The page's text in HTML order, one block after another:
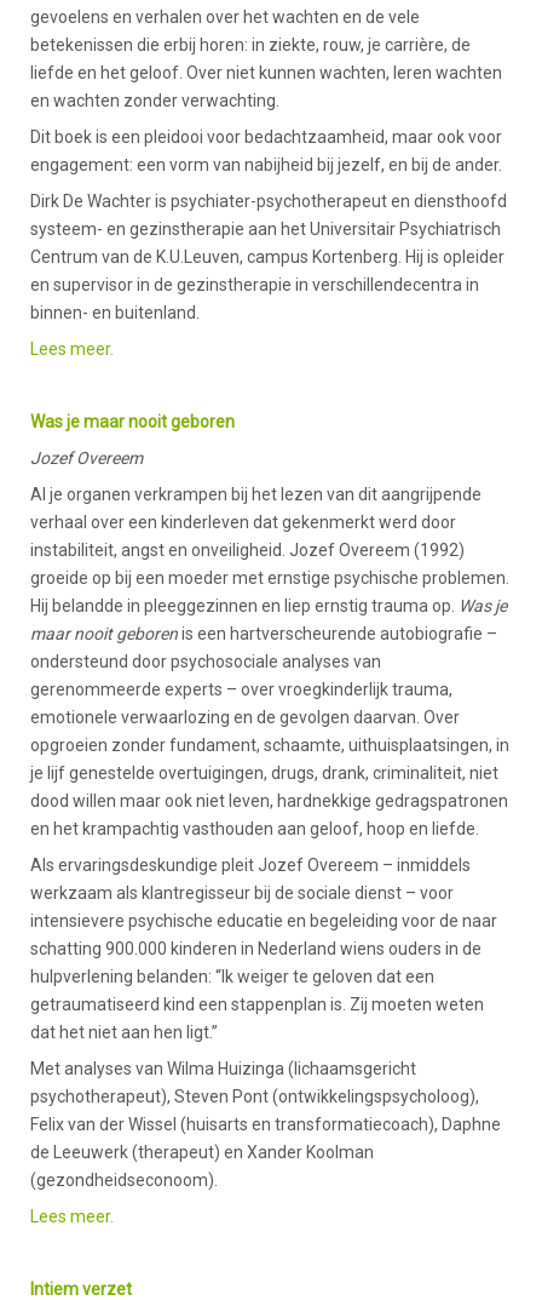
gevoelens en verhalen over het wachten en de vele
betekenissen die erbij horen: in ziekte, rouw, je carrière, de
liefde en het geloof. Over niet kunnen wachten, leren wachten
en wachten zonder verwachting.
Dit boek is een pleidooi voor bedachtzaamheid, maar ook voor
engagement: een vorm van nabijheid bij jezelf, en bij de ander.
Dirk De Wachter is psychiater-psychotherapeut en diensthoofd
systeem- en gezinstherapie aan het Universitair Psychiatrisch
Centrum van de K.U.Leuven, campus Kortenberg. Hij is opleider
en supervisor in de gezinstherapie in verschillendecentra in
binnen- en buitenland.
Lees meer.
Was je maar nooit geboren
Jozef Overeem
Al je organen verkrampen bij het lezen van dit aangrijpende
verhaal over een kinderleven dat gekenmerkt werd door
instabiliteit, angst en onveiligheid. Jozef Overeem (1992)
groeide op bij een moeder met ernstige psychische problemen.
Hij belandde in pleeggezinnen en liep ernstig trauma op. Was je
maar nooit geborenis een hartverscheurende autobiografie –
ondersteund door psychosociale analyses van
gerenommeerde experts – over vroegkinderlijk trauma,
emotionele verwaarlozing en de gevolgen daarvan. Over
opgroeien zonder fundament, schaamte, uithuisplaatsingen, in
je lijf genestelde overtuigingen, drugs, drank, criminaliteit, niet
dood willen maar ook niet leven, hardnekkige gedragspatronen
en het krampachtig vasthouden aan geloof, hoop en liefde.
Als ervaringsdeskundige pleit Jozef Overeem – inmiddels
werkzaam als klantregisseur bij de sociale dienst – voor
intensievere psychische educatie en begeleiding voor de naar
schatting 900.000 kinderen in Nederland wiens ouders in de
hulpverlening belanden: “Ik weiger te geloven dat een
getraumatiseerd kind een stappenplan is. Zij moeten weten
dat het niet aan hen ligt.”
Met analyses van Wilma Huizinga (lichaamsgericht
psychotherapeut), Steven Pont (ontwikkelingspsycholoog),
Felix van der Wissel (huisarts en transformatiecoach), Daphne
de Leeuwerk (therapeut) en Xander Koolman
(gezondheidseconoom).
Lees meer.
Intiem verzet